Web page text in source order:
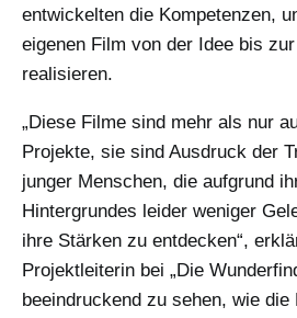
entwickelten die Kompetenzen,
eigenen Film von der Idee bis
realisieren.
„Diese Filme sind mehr als nur
Projekte, sie sind Ausdruck der
junger Menschen, die aufgrund
Hintergrundes leider weniger
ihre Stärken zu entdecken“,
Projektleiterin bei „Die
beeindruckend zu sehen, wie